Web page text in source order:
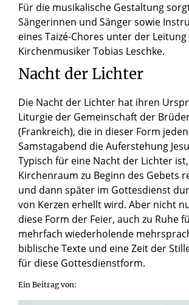
Für die musikalische Gestaltung
Sängerinnen und Sänger sowie
eines Taizé-Chores unter der Leitung
Kirchenmusiker Tobias Leschke.
Nacht der Lichter
Die Nacht der Lichter hat ihren
Liturgie der Gemeinschaft der
(Frankreich), die in dieser Form jeden
Samstagabend die Auferstehung
Typisch für eine Nacht der Lichter
Kirchenraum zu Beginn des Gebets
und dann später im Gottesdienst
von Kerzen erhellt wird. Aber nicht
diese Form der Feier, auch zu Ruhe
mehrfach wiederholende
biblische Texte und eine Zeit der
für diese Gottesdienstform.
Ein Beitrag von: